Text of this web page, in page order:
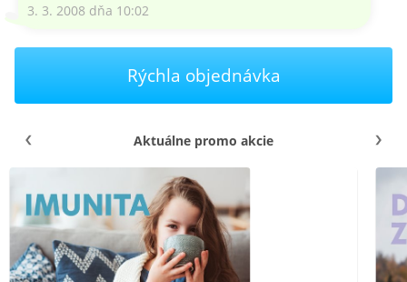
3. 3. 2008 dňa 10:02
Rýchla objednávka
Aktuálne promo akcie